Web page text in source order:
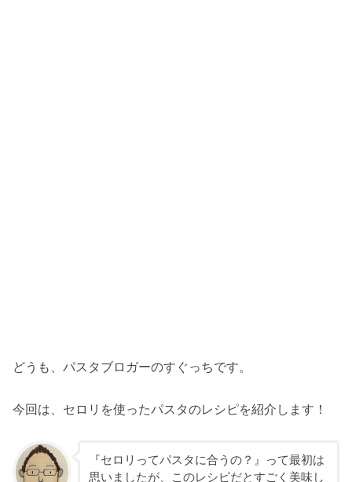
どうも、パスタブロガーのすぐっちです。
今回は、セロリを使ったパスタのレシピを紹介します！
『セロリってパスタに合うの？』って最初は
思いましたが、このレシピだとすごく美味し